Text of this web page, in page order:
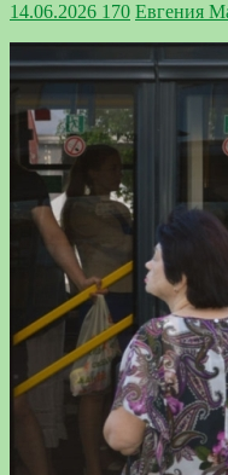
14.06.2026 170 Евгения